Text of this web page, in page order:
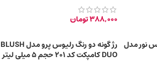
388,000تومان
نور مدل رژ گونه دو رنگ رلیوس پرو مدل BLUSH
DUO کامپکت کد 201 حجم 5 میلی لیتر